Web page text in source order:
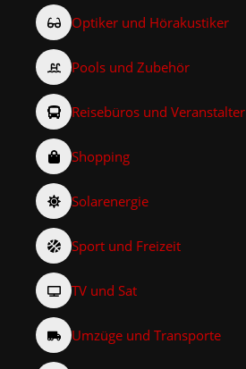
Optiker und Hörakustiker
Pools und Zubehör
Reisebüros und Veranstalter
Shopping
Solarenergie
Sport und Freizeit
TV und Sat
Umzüge und Transporte